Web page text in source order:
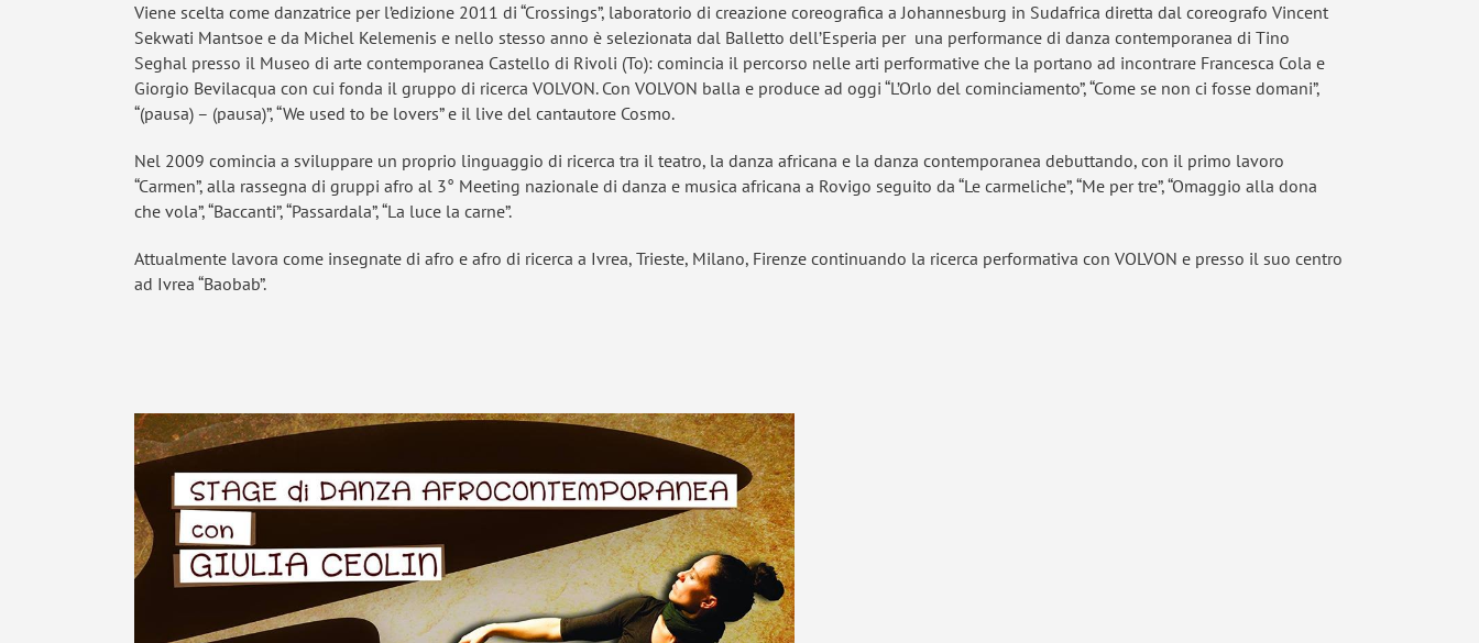
Viene scelta come danzatrice per l’edizione 2011 di “Crossings”, laboratorio di creazione coreografica a Johannesburg in Sudafrica diretta dal coreografo Vincent
Sekwati Mantsoe e da Michel Kelemenis e nello stesso anno è selezionata dal Balletto dell’Esperia per una performance di danza contemporanea di Tino
Seghal presso il Museo di arte contemporanea Castello di Rivoli (To): comincia il percorso nelle arti performative che la portano ad incontrare Francesca Cola e
Giorgio Bevilacqua con cui fonda il gruppo di ricerca VOLVON. Con VOLVON balla e produce ad oggi “L’Orlo del cominciamento”, “Come se non ci fosse domani”,
“(pausa) – (pausa)”, “We used to be lovers” e il live del cantautore Cosmo.
Nel 2009 comincia a sviluppare un proprio linguaggio di ricerca tra il teatro, la danza africana e la danza contemporanea debuttando, con il primo lavoro
“Carmen”, alla rassegna di gruppi afro al 3° Meeting nazionale di danza e musica africana a Rovigo seguito da “Le carmeliche”, “Me per tre”, “Omaggio alla dona
che vola”, “Baccanti”, “Passardala”, “La luce la carne”.
Attualmente lavora come insegnate di afro e afro di ricerca a Ivrea, Trieste, Milano, Firenze continuando la ricerca performativa con VOLVON e presso il suo centro
ad Ivrea “Baobab”.